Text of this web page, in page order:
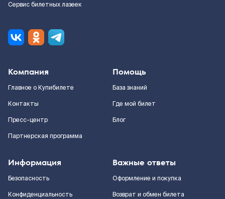
Сервис билетных лазеек
Компания
Главное о Купибилете
Контакты
Пресс-центр
Партнерская программа
Помощь
База знаний
Где мой билет
Блог
Информация
Безопасность
Конфиденциальность
Важные ответы
Оформление и покупка
Возврат и обмен билета